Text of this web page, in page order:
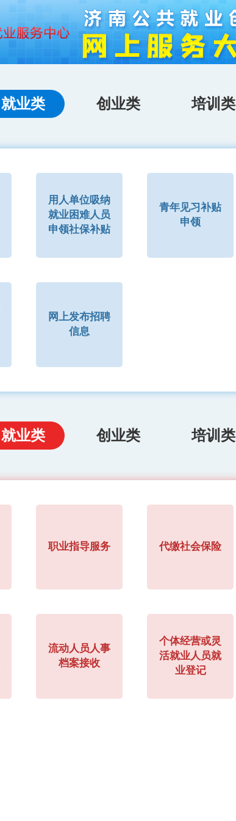
就业类 创业类 培训类
用人单位吸纳
就业困难人员
申领社保补贴
青年见习补贴
申领
网上发布招聘
信息
就业类 创业类 培训类
职业指导服务 代缴社会保险
流动人员人事
档案接收
个体经营或灵
活就业人员就
业登记